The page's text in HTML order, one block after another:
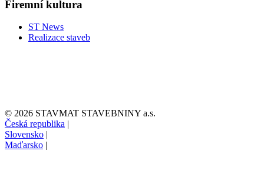
Firemní kultura
ST News
Realizace staveb
© 2026 STAVMAT STAVEBNINY a.s.
Česká republika |
Slovensko |
Maďarsko |